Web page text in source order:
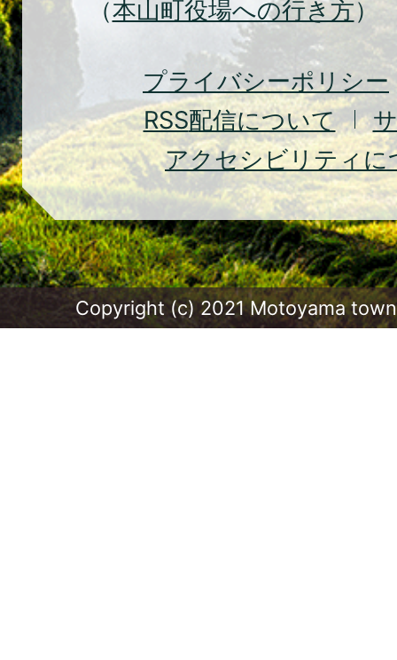
Town
（本山町役場への行き方）
プライバシーポリシー
RSS配信について
アクセシビリティに
Copyright (c) 2021 Motoyama